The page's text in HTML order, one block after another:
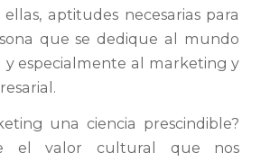
ellas, aptitudes necesarias para
que se dedique al mundo
y especialmente al marketing y
una ciencia prescindible?
el valor cultural que nos